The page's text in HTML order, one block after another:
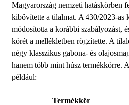
Magyarország nemzeti hatáskörben
kibővítette a tilalmat. A 430/2023-as
módosította a korábbi szabályozást,
körét a mellékletben rögzítette. A
négy klasszikus gabona- és
hanem több mint húsz termékkörre.
például:
Termékkör